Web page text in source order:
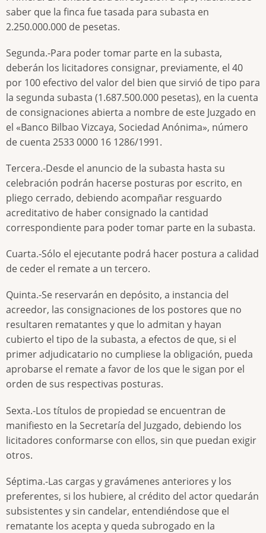
saber que la finca fue tasada para subasta en
2.250.000.000 de pesetas.
Segunda.-Para poder tomar parte en la subasta,
deberán los licitadores consignar, previamente, el 40
por 100 efectivo del valor del bien que sirvió de tipo para
la segunda subasta (1.687.500.000 pesetas), en la cuenta
de consignaciones abierta a nombre de este Juzgado en
el «Banco Bilbao Vizcaya, Sociedad Anónima», número
de cuenta 2533 0000 16 1286/1991.
Tercera.-Desde el anuncio de la subasta hasta su
celebración podrán hacerse posturas por escrito, en
pliego cerrado, debiendo acompañar resguardo
acreditativo de haber consignado la cantidad
correspondiente para poder tomar parte en la subasta.
Cuarta.-Sólo el ejecutante podrá hacer postura a calidad
de ceder el remate a un tercero.
Quinta.-Se reservarán en depósito, a instancia del
acreedor, las consignaciones de los postores que no
resultaren rematantes y que lo admitan y hayan
cubierto el tipo de la subasta, a efectos de que, si el
primer adjudicatario no cumpliese la obligación, pueda
aprobarse el remate a favor de los que le sigan por el
orden de sus respectivas posturas.
Sexta.-Los títulos de propiedad se encuentran de
manifiesto en la Secretaría del Juzgado, debiendo los
licitadores conformarse con ellos, sin que puedan exigir
otros.
Séptima.-Las cargas y gravámenes anteriores y los
preferentes, si los hubiere, al crédito del actor quedarán
subsistentes y sin candelar, entendiéndose que el
rematante los acepta y queda subrogado en la